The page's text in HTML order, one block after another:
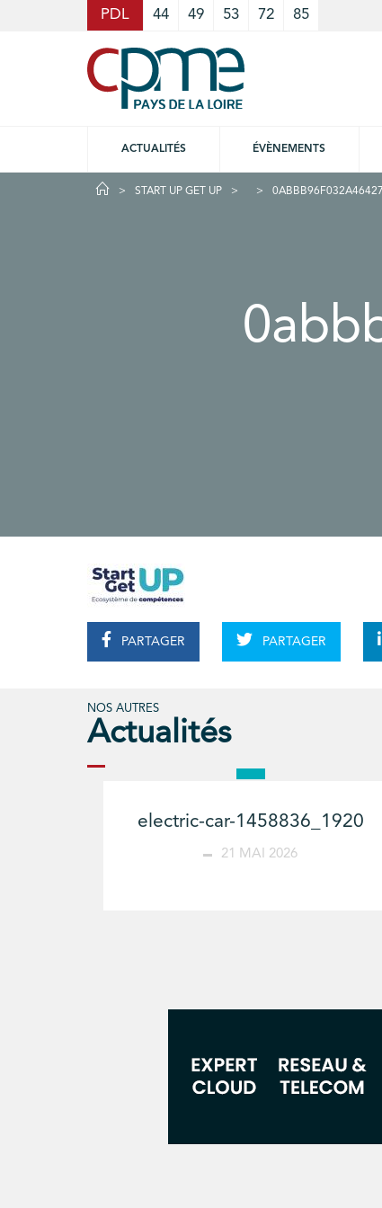
PDL 44 49 53 72 85
ACTUALITÉS ÉVÈNEMENTS
START UP GET UP
PARTAGER PARTAGER
NOS AUTRES
Actualités
electric-car-1458836_1920
21 MAI 2026
Cookies management panel